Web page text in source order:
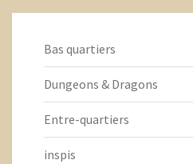
Bas quartiers
Dungeons & Dragons
Entre-quartiers
inspis